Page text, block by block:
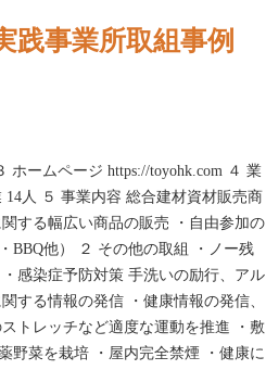
践事業所取組事例
ホームページ https://toyohk.com ４ 業
人 ５ 事業内容 総合建材資材販売商
する幅広い商品の販売 ・自由参加の
BBQ他） ２ その他の取組 ・ノー残
感染症予防対策 手洗いの励行、アル
する情報の発信 ・健康情報の発信、
トレッチなど適度な運動を推進 ・敷
野菜を栽培 ・屋内完全禁煙 ・健康に